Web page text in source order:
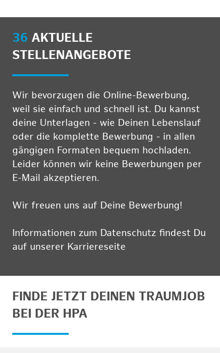
36 AKTUELLE
STELLENANGEBOTE
Wir bevorzugen die Online-Bewerbung,
weil sie einfach und schnell ist. Du kannst
deine Unterlagen - wie Deinen Lebenslauf
oder die komplette Bewerbung - in allen
gängigen Formaten bequem hochladen.
Leider können wir keine Bewerbungen per
E-Mail akzeptieren.
Wir freuen uns auf Deine Bewerbung!
Informationen zum Datenschutz findest Du
auf unserer Karriereseite
FINDE JETZT DEINEN TRAUMJOB
BEI DER HPA